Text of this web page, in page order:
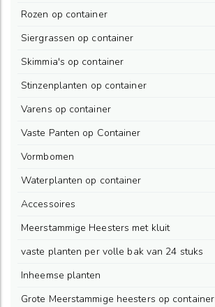
Rozen op container
Siergrassen op container
Skimmia's op container
Stinzenplanten op container
Varens op container
Vaste Panten op Container
Vormbomen
Waterplanten op container
Accessoires
Meerstammige Heesters met kluit
vaste planten per volle bak van 24 stuks
Inheemse planten
Grote Meerstammige heesters op container